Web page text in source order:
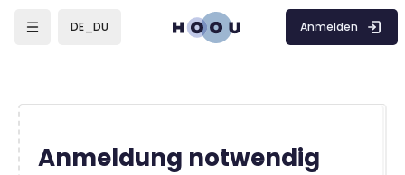
DE_DU Anmelden
Anmeldung notwendig